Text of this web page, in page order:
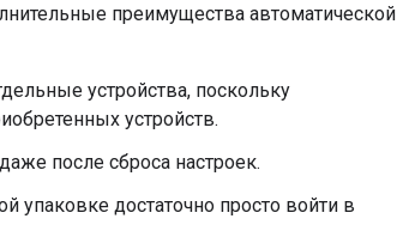
преимущества автоматической
устройства, поскольку
устройств.
после сброса настроек.
упаковке достаточно просто войти в